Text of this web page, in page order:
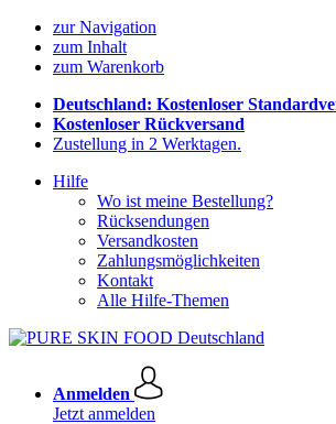
zur Navigation
zum Inhalt
zum Warenkorb
Deutschland: Kostenloser
Kostenloser Rückversand
Zustellung in 2 Werktagen.
Hilfe
Wo ist meine Bestellung?
Rücksendungen
Versandkosten
Zahlungsmöglichkeiten
Kontakt
Alle Hilfe-Themen
Anmelden
Jetzt anmelden